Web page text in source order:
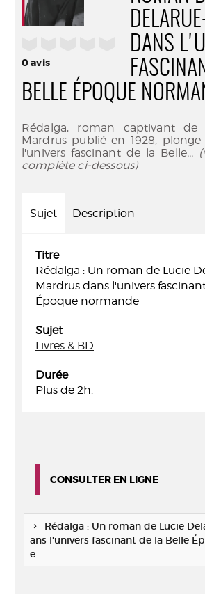
0avis
DANS
BELLE ÉPOQUE
Rédalga, roman captivant de
Mardrus publié en 1928,
l'univers fascinant de la Belle...
complète ci-dessous)
Sujet Description
Titre
Rédalga : Un roman de Lucie
Mardrus dans l'univers
Époque normande
Sujet
Livres & BD
Durée
Plus de 2h.
CONSULTER EN LIGNE
Rédalga : Un roman de Lucie
ans l'univers fascinant de la Belle
e